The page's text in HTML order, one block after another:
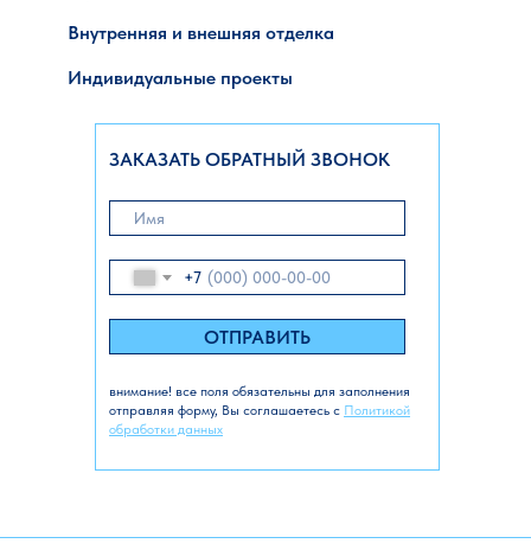
ЗАКАЗАТЬ ОБРАТНЫЙ ЗВОНОК
+7
ОТПРАВИТЬ
внимание! все поля обязательны для заполнения
отправляя форму, Вы соглашаетесь с Политикой
обработки данных
Внутренняя и внешняя отделка
Индивидуальные проекты